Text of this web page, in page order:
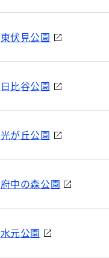
東伏見公園
日比谷公園
光が丘公園
府中の森公園
水元公園